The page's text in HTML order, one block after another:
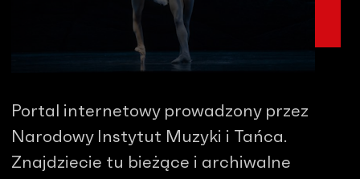
Portal internetowy prowadzony przez
Narodowy Instytut Muzyki i Tańca.
Znajdziecie tu bieżące i archiwalne